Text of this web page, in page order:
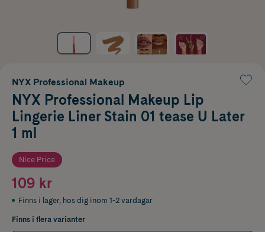
NYX Professional Makeup
NYX Professional Makeup Lip
Lingerie Liner Stain 01 tease U Later
1 ml
Nice Price
109 kr
Finns i lager, hos dig inom 1-2 vardagar
Finns i flera varianter